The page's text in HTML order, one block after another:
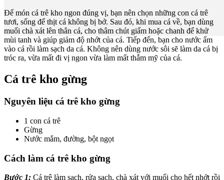
Để món cá trê kho ngon đúng vị, bạn nên chọn những con cá trê
tươi, sống để thịt cá không bị bở. Sau đó, khi mua cá về, bạn dùng
muối chà xát lên thân cá, cho thâm chút giấm hoặc chanh để khử
mùi tanh và giúp giảm độ nhớt của cá. Tiếp đến, bạn cho nước ấm
vào cá rồi làm sạch da cá. Không nên dùng nước sôi sẽ làm da cá bị
tróc ra, vừa mất đi vị ngon vừa làm mất thẫm mỹ của cá.
Cá trê kho gừng
Nguyên liệu cá trê kho gừng
1 con cá trê
Gừng
Nước mắm, đường, bột ngọt
Cách làm cá trê kho gừng
Bước 1: Cá trê làm sạch, rửa sạch, chà xát với muối cho hết nhớt rồi